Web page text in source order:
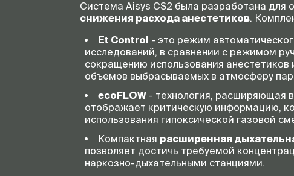
Система Aisуs CS2 была разработана для
снижения расхода анестетиков.
Et Control
- это режим
исследований, в сравнении с режимом
сокращению использования
объемов выбрасываемых в атмосферу
ecoFLOW - технология, расширяющая
отображает критическую информацию,
использования гипоксической газовой
Компактная расширенная
позволяет достичь требуемой
наркозно-дыхательными станциями.